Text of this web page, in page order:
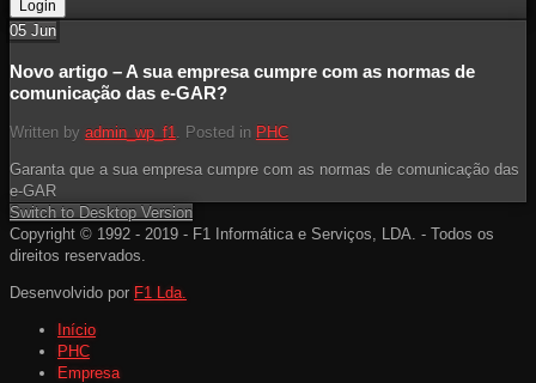
05 Jun
Novo artigo – A sua empresa cumpre com as normas de
comunicação das e-GAR?
Written by admin_wp_f1 . Posted in PHC
Garanta que a sua empresa cumpre com as normas de comunicação das
e-GAR
Switch to Desktop Version
Copyright © 1992 - 2019 - F1 Informática e Serviços, LDA. - Todos os
direitos reservados.
Desenvolvido por F1 Lda.
Início
PHC
Empresa